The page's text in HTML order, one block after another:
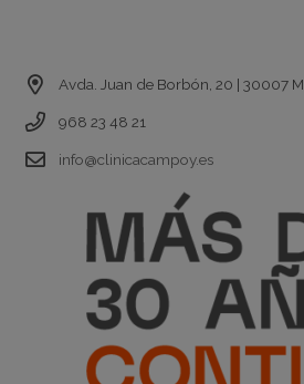
Avda. Juan de Borbón, 20 | 30007
968 23 48 21
info@clinicacampoy.es